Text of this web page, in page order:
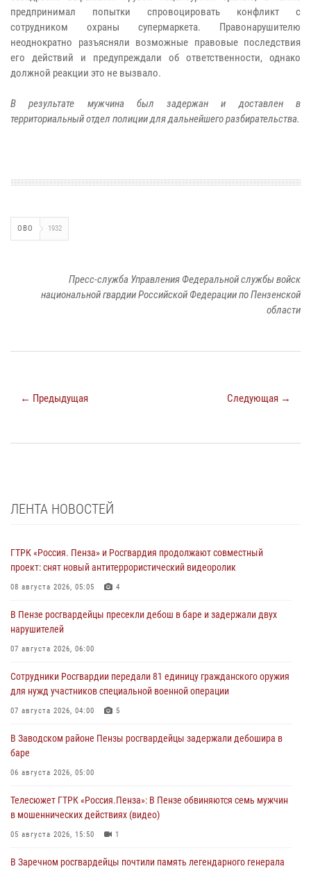
предпринимал попытки спровоцировать конфликт с
сотрудником охраны супермаркета. Правонарушителю
неоднократно разъясняли возможные правовые последствия
его действий и предупреждали об ответственности, однако
должной реакции это не вызвало.
В результате мужчина был задержан и доставлен в
территориальный отдел полиции для дальнейшего разбирательства.
ОВО 1932
Пресс-служба Управления Федеральной службы войск
национальной гвардии Российской Федерации по Пензенской
области
← Предыдущая Следующая →
ЛЕНТА НОВОСТЕЙ
ГТРК «Россия. Пенза» и Росгвардия продолжают совместный
проект: снят новый антитеррористический видеоролик
08 августа 2026, 05:05 4
В Пензе росгвардейцы пресекли дебош в баре и задержали двух
нарушителей
07 августа 2026, 06:00
Сотрудники Росгвардии передали 81 единицу гражданского оружия
для нужд участников специальной военной операции
07 августа 2026, 04:00 5
В Заводском районе Пензы росгвардейцы задержали дебошира в
баре
06 августа 2026, 05:00
Телесюжет ГТРК «Россия.Пенза»: В Пензе обвиняются семь мужчин
в мошеннических действиях (видео)
05 августа 2026, 15:50 1
В Заречном росгвардейцы почтили память легендарного генерала